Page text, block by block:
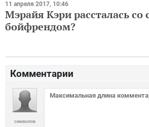
11 апреля 2017, 10:46
Мэрайя Кэри рассталась со
бойфрендом?
Комментарии
символов